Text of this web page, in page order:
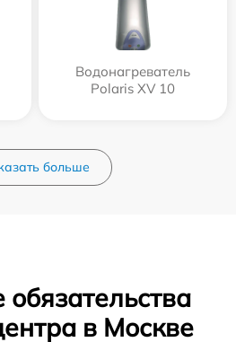
Водонагреватель
Polaris XV 10
больше
в Москве